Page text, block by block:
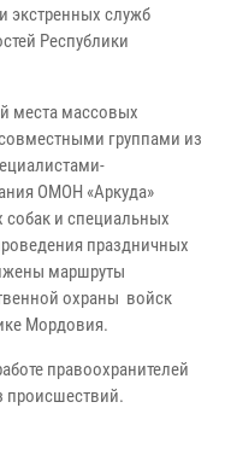
экстренных служб
Республики
места массовых
группами из
ОМОН «Аркуда»
и специальных
праздничных
маршруты
охраны войск
Мордовия.
правоохранителей
происшествий.